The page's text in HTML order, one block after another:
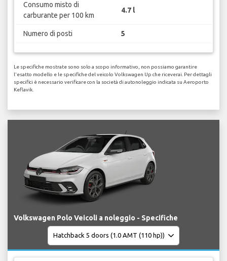
Consumo misto di
carburante per 100 km
4.7 l
Numero di posti 5
Le specifiche mostrate sono solo a scopo informativo, non possiamo garantire
l'esatto modello e le specifiche del veicolo Volkswagen Up che riceverai. Per dettagli
specifici è necessario verificare con la società di autonoleggio indicata su Aeroporto
Keflavik.
Volkswagen Polo Veicoli a noleggio - Specifiche